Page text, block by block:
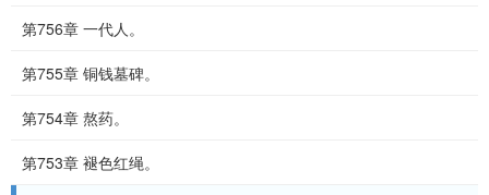
第756章 一代人。
第755章 铜钱墓碑。
第754章 熬药。
第753章 褪色红绳。